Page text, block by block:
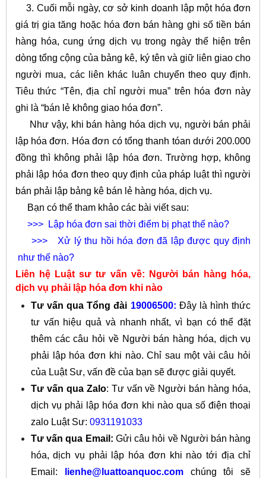
3. Cuối mỗi ngày, cơ sở kinh doanh lập một hóa đơn
giá trị gia tăng hoặc hóa đơn bán hàng ghi số tiền bán
hàng hóa, cung ứng dịch vụ trong ngày thể hiện trên
dòng tổng cộng của bảng kê, ký tên và giữ liên giao cho
người mua, các liên khác luân chuyển theo quy định.
Tiêu thức “Tên, địa chỉ người mua” trên hóa đơn này
ghi là “bán lẻ không giao hóa đơn”.
Như vậy, khi bán hàng hóa dịch vụ, người bán phải
lập hóa đơn. Hóa đơn có tổng thanh tóan dưới 200.000
đồng thì không phải lập hóa đơn. Trường hợp, không
phải lập hóa đơn theo quy định của pháp luật thì người
bán phải lập bảng kê bán lẻ hàng hóa, dịch vụ.
Bạn có thể tham khảo các bài viết sau:
>>>
Lập hóa đơn sai thời điểm bị phạt thế nào?
>>>
Xử lý thu hồi hóa đơn đã lập được quy định
như thế nào?
Liên hệ Luật sư tư vấn về: Người bán hàng hóa,
dịch vụ phải lập hóa đơn khi nào
Tư vấn qua Tổng đài 19006500: Đây là hình thức
tư vấn hiệu quả và nhanh nhất, vì bạn có thể đặt
thêm các câu hỏi về Người bán hàng hóa, dịch vụ
phải lập hóa đơn khi nào. Chỉ sau một vài câu hỏi
của Luật Sư, vấn đề của bạn sẽ được giải quyết.
Tư vấn qua Zalo: Tư vấn về Người bán hàng hóa,
dịch vụ phải lập hóa đơn khi nào qua số điện thoại
zalo Luật Sư: 0931191033
Tư vấn qua Email: Gửi câu hỏi về Người bán hàng
hóa, dịch vụ phải lập hóa đơn khi nào tới địa chỉ
Email:
lienhe@luattoanquoc.comchúng tôi sẽ